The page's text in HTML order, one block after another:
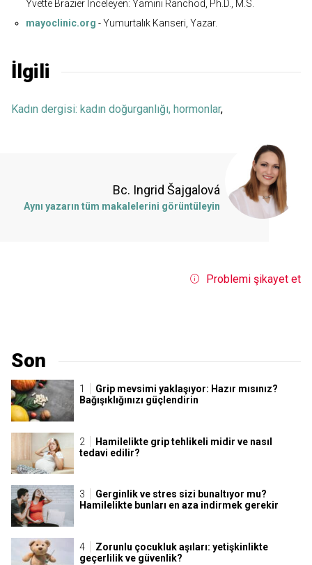
Yvette Brazier İnceleyen: Yamini Ranchod, Ph.D., M.S.
mayoclinic.org - Yumurtalık Kanseri, Yazar.
İlgili
Kadın dergisi: kadın doğurganlığı, hormonlar,
Bc. Ingrid Šajgalová
Aynı yazarın tüm makalelerini görüntüleyin
Problemi şikayet et
Son
Grip mevsimi yaklaşıyor: Hazır mısınız?
Bağışıklığınızı güçlendirin
Hamilelikte grip tehlikeli midir ve nasıl
tedavi edilir?
Gerginlik ve stres sizi bunaltıyor mu?
Hamilelikte bunları en aza indirmek gerekir
Zorunlu çocukluk aşıları: yetişkinlikte
geçerlilik ve güvenlik?